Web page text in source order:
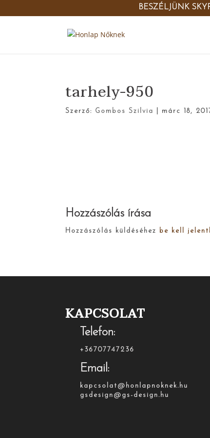
BESZÉLJÜNK
tarhely-950
Szerző: Gombos Szilvia márc 18,
Hozzászólás írása
Hozzászólás küldéséhez be kell
KAPCSOLAT
Telefon:
+36707747236
Email:
kapcsolat@honlapnoknek.hu
gsdesign@gs-design.hu